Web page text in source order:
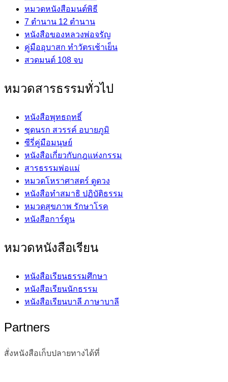
หมวดหนังสือมนต์พิธี
7 ตำนาน 12 ตำนาน
หนังสือของหลวงพ่อจรัญ
คู่มืออุบาสก ทำวัตรเช้าเย็น
สวดมนต์ 108 จบ
หมวดสารธรรมทั่วไป
หนังสือพุทธฤทธิ์
ชุดนรก สวรรค์ อบายภูมิ
ซีรี่คู่มือมนุษย์
หนังสือเกี่ยวกับกฎแห่งกรรม
สารธรรมพ่อแม่
หมวดโหราศาสตร์ ดูดวง
หนังสือทำสมาธิ ปฏิบัติธรรม
หมวดสุขภาพ รักษาโรค
หนังสือการ์ตูน
หมวดหนังสือเรียน
หนังสือเรียนธรรมศึกษา
หนังสือเรียนนักธรรม
หนังสือเรียนบาลี ภาษาบาลี
Partners
สั่งหนังสือเก็บปลายทางได้ที่